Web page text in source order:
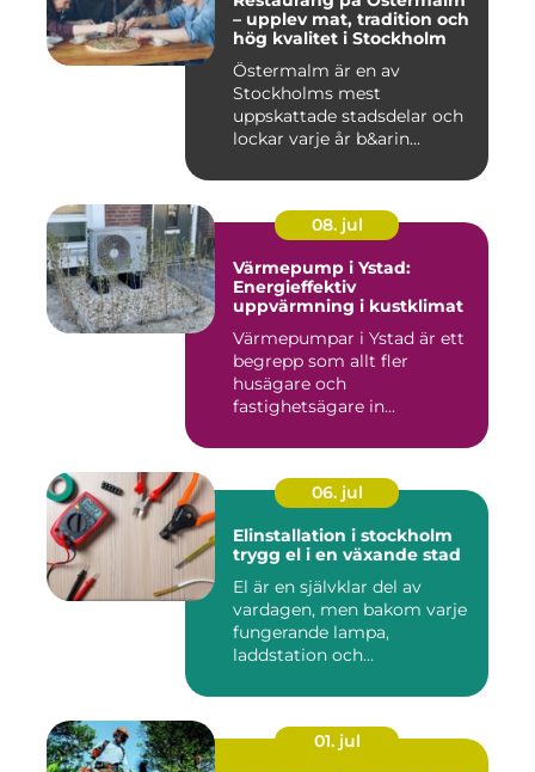
– upplev mat, tradition och
hög kvalitet i Stockholm
Östermalm är en av
Stockholms mest
uppskattade stadsdelar och
lockar varje år b&arin...
08. jul
Värmepump i Ystad:
Energieffektiv
uppvärmning i kustklimat
Värmepumpar i Ystad är ett
begrepp som allt fler
husägare och
fastighetsägare in...
06. jul
Elinstallation i stockholm
trygg el i en växande stad
El är en självklar del av
vardagen, men bakom varje
fungerande lampa,
laddstation och
01. jul